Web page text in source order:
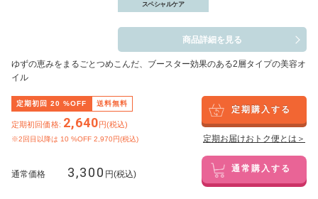
スペシャルケア
商品詳細を見る
ゆずの恵みをまるごとつめこんだ、ブースター効果のある2層タイプの美容オ
イル
定期初回 20 %OFF 送料無料
定期初回価格: 2,640円(税込)
※2回目以降は 10 %OFF 2,970円(税込)
定期購入する
定期お届けおトク便とは＞
通常価格 3,300 円(税込) 通常購入する